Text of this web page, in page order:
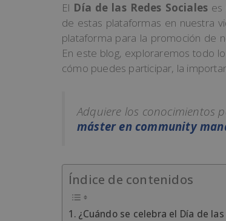
El Día de las Redes Sociales es
de estas plataformas en nuestra
plataforma para la promoción de
En este blog, exploraremos todo
cómo puedes participar, la
Adquiere los conocimientos
máster en community
Índice de contenidos
¿Cuándo se celebra el Día de